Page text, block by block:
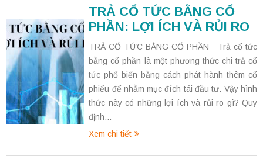
TRẢ CỔ TỨC BẰNG CỔ
PHẦN: LỢI ÍCH VÀ RỦI RO
TRẢ CỔ TỨC BẰNG CỔ PHẦN Trả cổ tức
bằng cổ phần là một phương thức chi trả cổ
tức phổ biến bằng cách phát hành thêm cổ
phiếu để nhằm mục đích tái đầu tư. Vậy hình
thức này có những lợi ích và rủi ro gì? Quy
định...
Xem chi tiết